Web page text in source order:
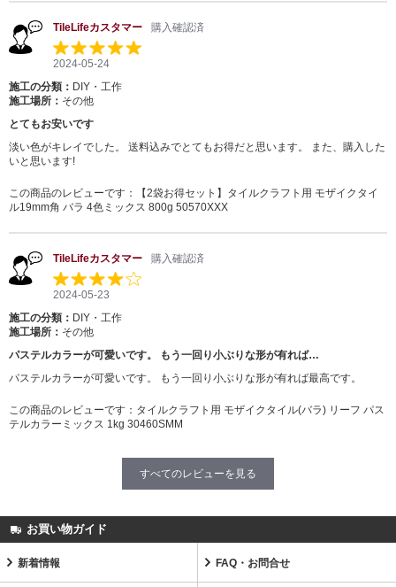
TileLifeカスタマー 購入確認済
2024-05-24
施工の分類： DIY・工作
施工場所： その他
とてもお安いです
淡い色がキレイでした。 送料込みでとてもお得だと思います。 また、購入した
いと思います!
この商品のレビューです：
【2袋お得セット】タイルクラフト用 モザイクタイ
ル19mm角 バラ 4色ミックス 800g 50570XXX
TileLifeカスタマー 購入確認済
2024-05-23
施工の分類： DIY・工作
施工場所： その他
パステルカラーが可愛いです。 もう一回り小ぶりな形が有れば…
パステルカラーが可愛いです。 もう一回り小ぶりな形が有れば最高です。
この商品のレビューです： タイルクラフト用 モザイクタイル(バラ) リーフ パス
テルカラーミックス 1kg 30460SMM
すべてのレビューを見る
お買い物ガイド
新着情報 FAQ・お問合せ